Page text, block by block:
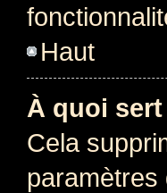
Haut
À quoi
Cela
paramètres